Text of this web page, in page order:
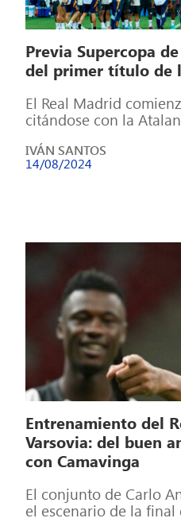
Previa Supercopa
del primer título de
El Real Madrid
citándose con la
IVÁN SANTOS
14/08/2024
Entrenamiento del
Varsovia: del buen
con Camavinga
El conjunto de Carlo
el escenario de la